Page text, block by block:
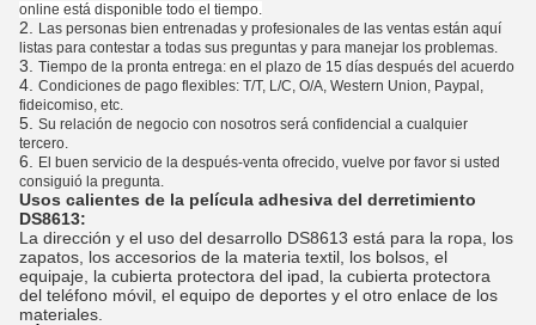
online está disponible todo el tiempo.
2.
Las personas bien entrenadas y profesionales de las ventas están aquí
listas para contestar a todas sus preguntas y para manejar los problemas.
3. Tiempo de la pronta entrega: en el plazo de 15 días después del acuerdo
4. Condiciones de pago flexibles: T/T, L/C, O/A, Western Union, Paypal,
fideicomiso, etc.
5. Su relación de negocio con nosotros será confidencial a cualquier
tercero.
6.
El buen servicio de la después-venta ofrecido, vuelve por favor si usted
consiguió la pregunta.
Usos calientes de la película adhesiva del derretimiento
DS8613:
La dirección y el uso del desarrollo DS8613 está para la ropa, los
zapatos, los accesorios de la materia textil, los bolsos, el
equipaje, la cubierta protectora del ipad, la cubierta protectora
del teléfono móvil, el equipo de deportes y el otro enlace de los
materiales.